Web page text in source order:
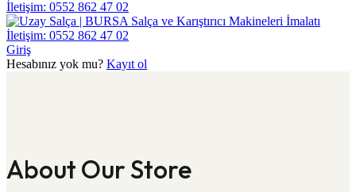
Giriş
Hesabınız yok mu? Kayıt ol
About Our Store